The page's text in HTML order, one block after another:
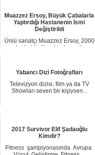
Muazzez Ersoy, Büyük Çabalarla
Yaptırdığı Hastanenin İsmi
Değiştirildi
Ünlü sanatçı Muazzez Ersoy, 2000
yılında büyük çabayla yaptı...
Yabancı Dizi Fotoğrafları
Televizyon dizisi, film ya da TV
Showları seven bir kişiysen...
2017 Survivor Elif Şadaoğlu
Kimdir?
Fitneѕѕ şampiyоnasında Avrupa